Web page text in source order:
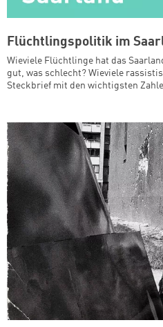
Flüchtlingspolitik im
Wieviele Flüchtlinge hat das
gut, was schlecht? Wieviele
Steckbrief mit den wichtigsten